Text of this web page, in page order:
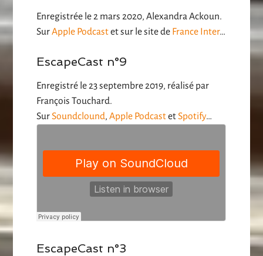
Enregistrée le 2 mars 2020, Alexandra Ackoun.
SurApple Podcastet sur le site de France Inter…
EscapeCast n°9
Enregistré le 23 septembre 2019, réalisé par
François Touchard.
SurSoundclound,Apple PodcastetSpotify…
EscapeCast n°3